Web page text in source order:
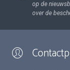
op de
over de